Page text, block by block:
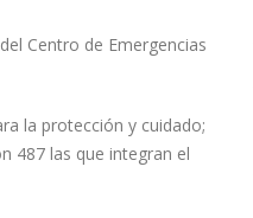
Centro de Emergencias
la protección y cuidado;
487 las que integran el